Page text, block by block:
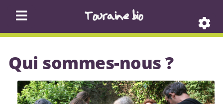
Touraine bio
Qui sommes-nous ?